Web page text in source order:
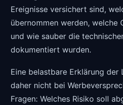
Ereignisse versichert sind,
übernommen werden, welche
und wie sauber die
dokumentiert wurden.
Eine belastbare Erklärung der
daher nicht bei
Fragen: Welches Risiko soll